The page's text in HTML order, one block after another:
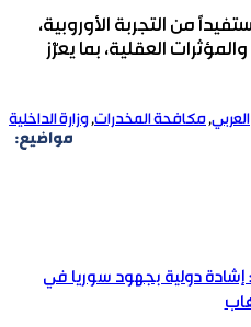
من التجربة الأوروبية،
العقلية، بما يعزّز
,مكافحة المخدرات,وزارة الداخلية
مواضيع:
دولية بجهود سوريا في